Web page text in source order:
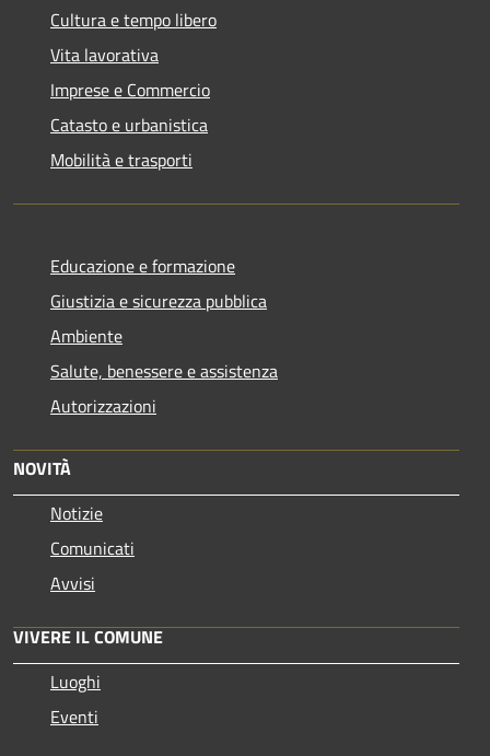
Cultura e tempo libero
Vita lavorativa
Imprese e Commercio
Catasto e urbanistica
Mobilità e trasporti
Educazione e formazione
Giustizia e sicurezza pubblica
Ambiente
Salute, benessere e assistenza
Autorizzazioni
NOVITÀ
Notizie
Comunicati
Avvisi
VIVERE IL COMUNE
Luoghi
Eventi